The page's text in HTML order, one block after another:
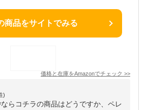
商品をサイトでみる
価格と在庫をAmazonでチェック >>
)
らコチラの商品はどうですか、ペレ